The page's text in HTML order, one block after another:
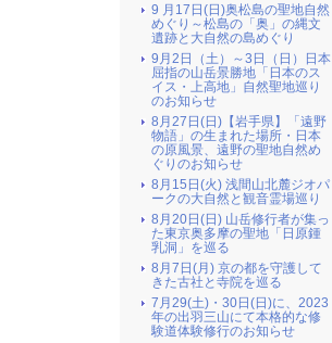
9 月17日(日)奥松島の聖地自然
めぐり～松島の「奥」の縄文
遺跡と大自然の島めぐり
9月2日（土）～3日（日）日本
屈指の山岳景勝地「日本のス
イス・上高地」自然聖地巡り
のお知らせ
8月27日(日)【岩手県】「遠野
物語」の生まれた場所・日本
の原風景、遠野の聖地自然め
ぐりのお知らせ
8月15日(火) 浅間山北麓ジオパ
ークの大自然と観音霊場巡り
8月20日(日) 山岳修行者が集っ
た東京奥多摩の聖地「日原鍾
乳洞」を巡る
8月7日(月) 京の都を守護して
きた古社と寺院を巡る
7月29(土)・30日(日)に、2023
年の出羽三山にて本格的な修
験道体験修行のお知らせ